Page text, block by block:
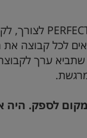
לצורך,
לכל קבוצה
ערך
לספק. היה